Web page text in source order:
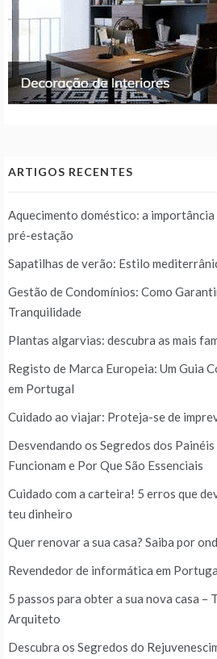
ARTIGOS RECENTES
Aquecimento doméstico: a
pré-estação
Sapatilhas de verão: Estilo
Gestão de Condomínios: Como
Tranquilidade
Plantas algarvias: descubra as mais
Registo de Marca Europeia: Um Guia
em Portugal
Cuidado ao viajar: Proteja-se de
Desvendando os Segredos dos
Funcionam e Por Que São Essenciais
Cuidado com a carteira! 5 erros que
teu dinheiro
Quer renovar a sua casa? Saiba por
Revendedor de informática em
5 passos para obter a sua nova casa –
Arquiteto
Descubra os Segredos do